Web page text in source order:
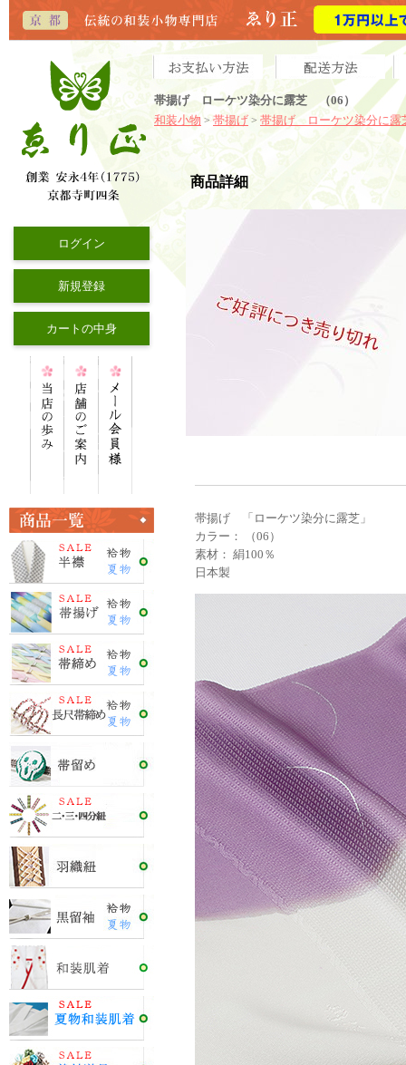
帯揚げ ローケツ染分に露芝 （06）
和装小物 > 帯揚げ > 帯揚げ ローケツ染分に露
ログイン
新規登録
カートの中身
商品詳細
帯揚げ 「ローケツ染分に露芝」
カラー： （06）
素材： 絹100％
日本製